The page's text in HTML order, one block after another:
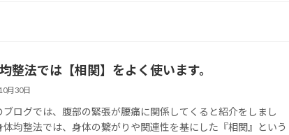
整法では【相関】をよく使います。
月30日
ブログでは、腹部の緊張が腰痛に関係してくると紹介をしまし
体均整法では、身体の繋がりや関連性を基にした『相関』という